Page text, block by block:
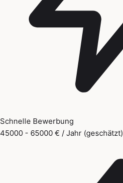
Schnelle Bewerbung
45000 - 65000 € / Jahr (geschätzt)